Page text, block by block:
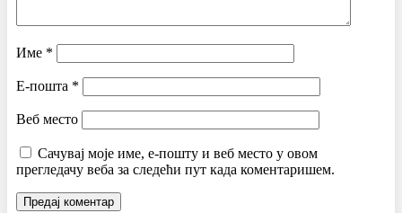
Име *
Е-пошта *
Веб место
Сачувај моје име, е-пошту и веб место у овом
прегледачу веба за следећи пут када коментаришем.